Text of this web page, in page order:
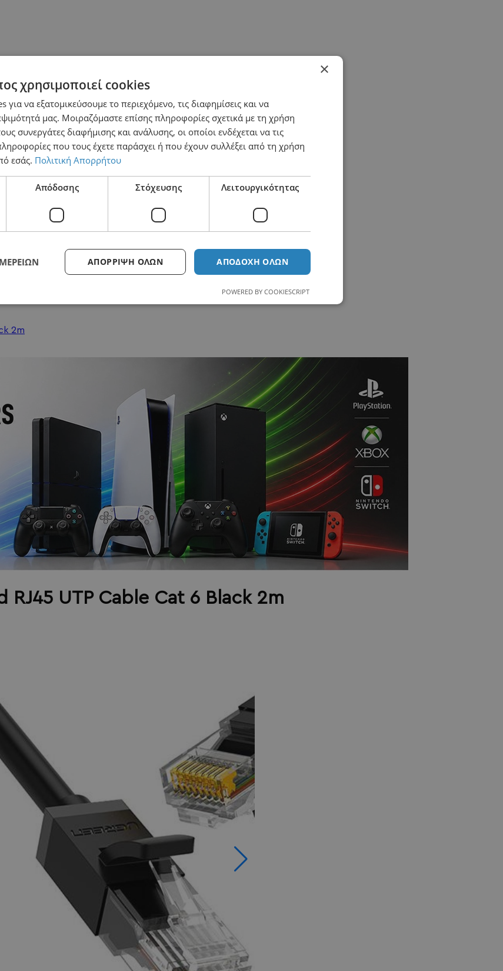
2m
UTP Cable Cat 6 Black 2m
×
χρησιμοποιεί cookies
να εξατομικεύσουμε το περιεχόμενο, τις διαφημίσεις και να
μας. Μοιραζόμαστε επίσης πληροφορίες σχετικά με τη χρήση
συνεργάτες διαφήμισης και ανάλυσης, οι οποίοι ενδέχεται να τις
που τους έχετε παράσχει ή που έχουν συλλέξει από τη χρήση
εσάς. Πολιτική Απορρήτου
Απόδοσης Στόχευσης Λειτουργικότητας
ΑΠΟΔΟΧΉ ΌΛΩΝ
ΑΠΌΡΡΙΨΗ ΌΛΩΝ
POWERED BY COOKIESCRIPT